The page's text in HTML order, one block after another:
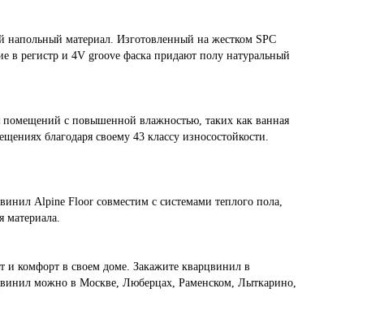
материал. Изготовленный на жестком SPC
в регистр и 4V groove фаска придают полу натуральный
помещений с повышенной влажностью, таких как ванная
благодаря своему 43 классу износостойкости.
Alpine Floor совместим с системами теплого пола,
материала.
и комфорт в своем доме. Закажите кварцвинил в
можно в Москве, Люберцах, Раменском, Лыткарино,